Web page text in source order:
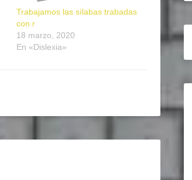
Trabajamos las sílabas trabadas
con r
18 marzo, 2020
En «Dislexia»